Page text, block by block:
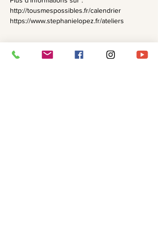
http://tousmespossibles.fr/calendrier
https://www.stephanielopez.fr/ateliers